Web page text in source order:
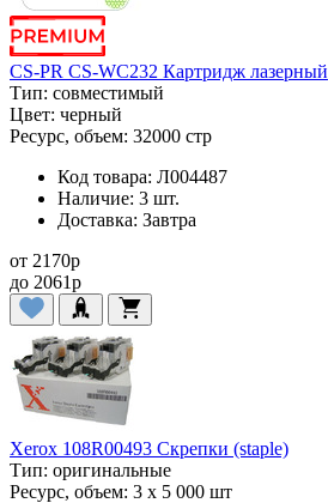
CS-PR CS-WC232 Картридж лазерный
Тип: совместимый
Цвет: черный
Ресурс, объем: 32000 стр
Код товара: Л004487
Наличие: 3 шт.
Доставка: Завтра
от 2170p
до 2061p
Xerox 108R00493 Скрепки (staple)
Тип: оригинальные
Ресурс, объем: 3 x 5 000 шт